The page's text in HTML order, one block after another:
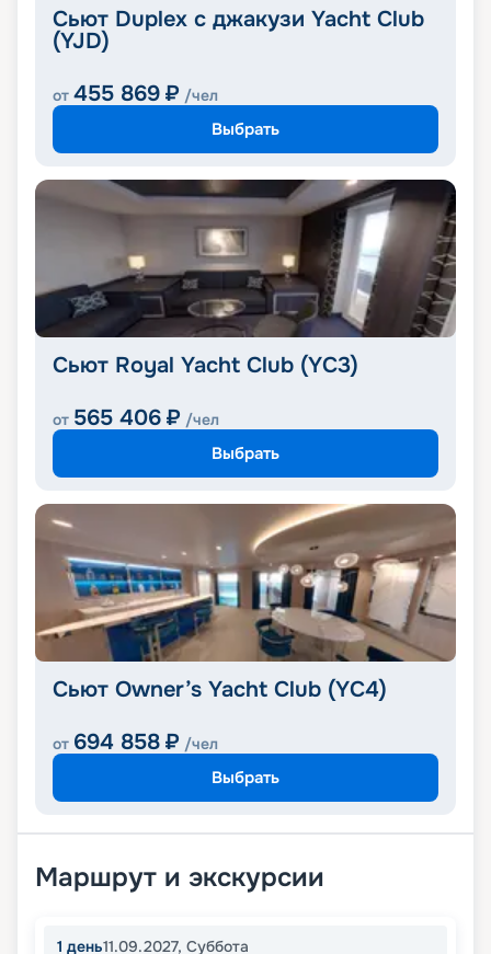
Сьют Duplex с джакузи Yacht Club
(YJD)
от 455 869 ₽ /чел
Выбрать
Сьют Royal Yacht Club (YC3)
от 565 406 ₽ /чел
Выбрать
Сьют Owner’s Yacht Club (YC4)
от 694 858 ₽ /чел
Выбрать
Маршрут и экскурсии
1 день11.09.2027, Суббота